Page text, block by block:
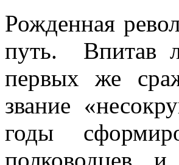
Рожденная
путь. Впитав
первых же
звание
годы
полководцев